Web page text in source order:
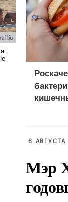
6 АВГУСТА
Мэр